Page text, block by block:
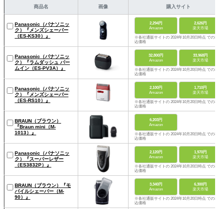
商品名 画像 購入サイト
Panasonic（パナソニッ
ク）『メンズシェーバー
（ES-KS30）』
2,294円
Amazon
2,626円
楽天市場
※各社通販サイトの 2024年10月20日時点 での税
込価格
Panasonic（パナソニッ
ク）『ラムダッシュ パー
ムイン（ES-PV3A）』
32,800円
Amazon
33,968円
楽天市場
※各社通販サイトの 2024年10月20日時点 での税
込価格
Panasonic（パナソニッ
ク）『メンズシェーバー
（ES-RS10）』
2,100円
Amazon
1,710円
楽天市場
※各社通販サイトの 2024年10月20日時点 での税
込価格
BRAUN（ブラウン）
『Braun mini（M-
1013）』
6,203円
Amazon
※各社通販サイトの 2024年10月20日時点 での税
込価格
Panasonic（パナソニッ
ク）『スーパーレザー
（ES3832P）』
2,120円
Amazon
1,970円
楽天市場
※各社通販サイトの 2024年10月20日時点 での税
込価格
BRAUN（ブラウン）『モ
バイルシェーバー（M-
90）』
3,340円
Amazon
6,300円
楽天市場
※各社通販サイトの 2024年10月20日時点 での税
込価格